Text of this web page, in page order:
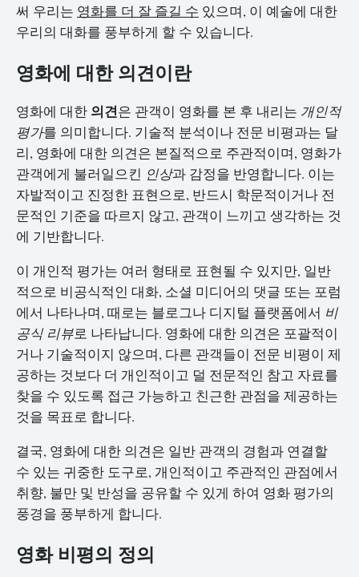
써 우리는 영화를 더 잘 즐길 수 있으며, 이 예술에 대한
우리의 대화를 풍부하게 할 수 있습니다.
영화에 대한 의견이란
영화에 대한 의견은 관객이 영화를 본 후 내리는 개인적
평가를 의미합니다. 기술적 분석이나 전문 비평과는 달
리, 영화에 대한 의견은 본질적으로 주관적이며, 영화가
관객에게 불러일으킨 인상과 감정을 반영합니다. 이는
자발적이고 진정한 표현으로, 반드시 학문적이거나 전
문적인 기준을 따르지 않고, 관객이 느끼고 생각하는 것
에 기반합니다.
이 개인적 평가는 여러 형태로 표현될 수 있지만, 일반
적으로 비공식적인 대화, 소셜 미디어의 댓글 또는 포럼
에서 나타나며, 때로는 블로그나 디지털 플랫폼에서 비
공식 리뷰로 나타납니다. 영화에 대한 의견은 포괄적이
거나 기술적이지 않으며, 다른 관객들이 전문 비평이 제
공하는 것보다 더 개인적이고 덜 전문적인 참고 자료를
찾을 수 있도록 접근 가능하고 친근한 관점을 제공하는
것을 목표로 합니다.
결국, 영화에 대한 의견은 일반 관객의 경험과 연결할
수 있는 귀중한 도구로, 개인적이고 주관적인 관점에서
취향, 불만 및 반성을 공유할 수 있게 하여 영화 평가의
풍경을 풍부하게 합니다.
영화 비평의 정의